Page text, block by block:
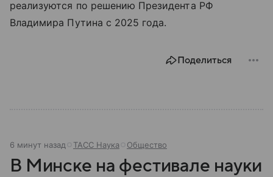
реализуются по решению Президента РФ
Владимира Путина с 2025 года.
Поделиться
6 минут назад ТАСС Наука Общество
В Минске на фестивале науки